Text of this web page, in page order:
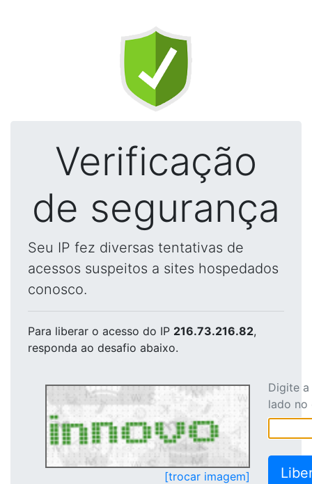
Verificação
de segurança
Seu IP fez diversas tentativas de
acessos suspeitos a sites hospedados
conosco.
Para liberar o acesso do IP 216.73.216.82,
responda ao desafio abaixo.
[trocar imagem]
Digite
lado no